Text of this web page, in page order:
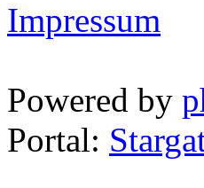
Impressum
Powered by
Portal: